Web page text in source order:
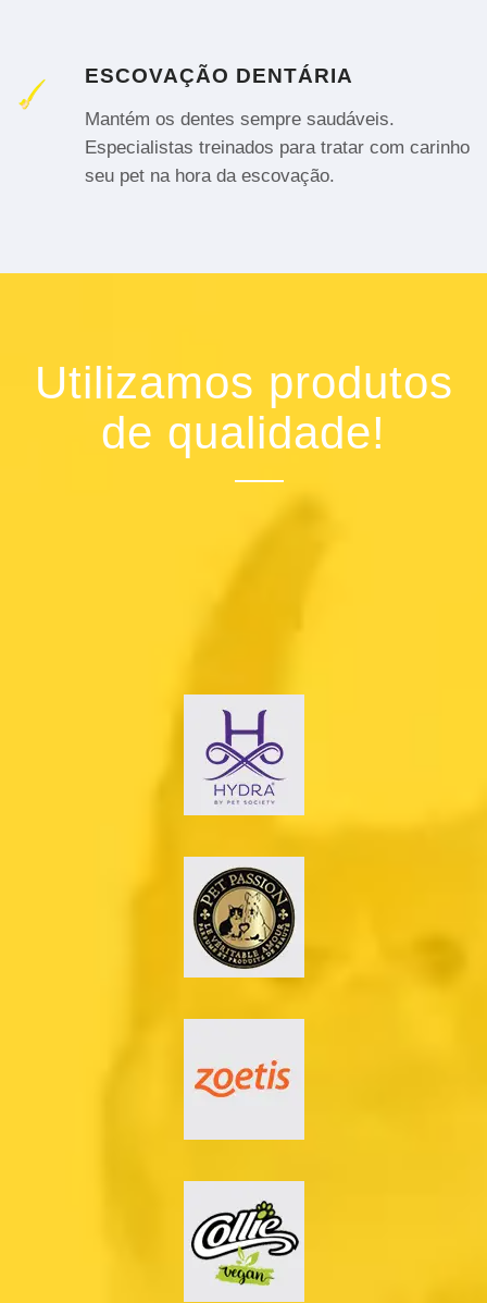
ESCOVAÇÃO DENTÁRIA
Mantém os dentes sempre saudáveis.
Especialistas treinados para tratar com carinho
seu pet na hora da escovação.
Utilizamos produtos
de qualidade!